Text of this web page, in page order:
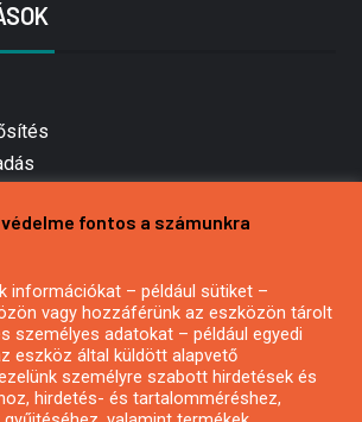
vagy hírlevél
fontos a számunkra
információkat – például sütiket –
vagy hozzáférünk az eszközön tárolt
személyes adatokat – például egyedi
eszköz által küldött alapvető
személyre szabott hirdetések és
hirdetés- és tartalomméréshez,